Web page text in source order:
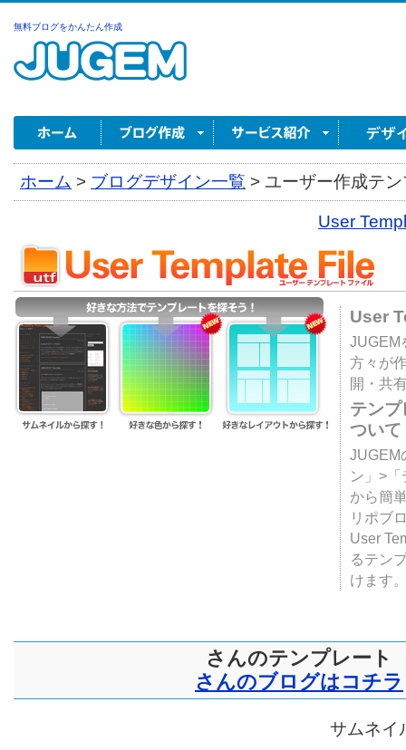
無料ブログをかんたん作成
ホーム > ブログデザイン一覧 > ユーザー作成テ
User
User
JUGEM
方々が
開・共
テン
ついて
JUGEM
ン」>
から簡
リポブ
User
るテン
けます
さんのテンプレート
さんのブログはコチラ
サムネイ